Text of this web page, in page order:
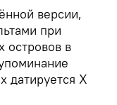
версии,
при
островов в
датируется X